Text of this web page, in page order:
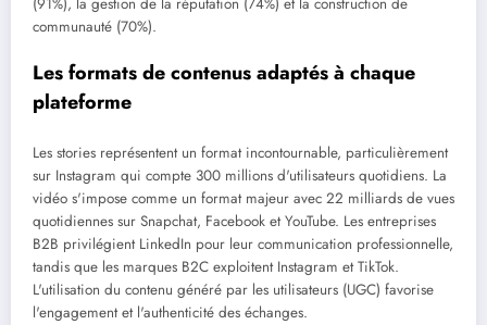
communauté (70%).
Les formats de contenus adaptés à chaque
plateforme
Les stories représentent un format incontournable, particulièrement
sur Instagram qui compte 300 millions d'utilisateurs quotidiens. La
vidéo s'impose comme un format majeur avec 22 milliards de vues
quotidiennes sur Snapchat, Facebook et YouTube. Les entreprises
B2B privilégient LinkedIn pour leur communication professionnelle,
tandis que les marques B2C exploitent Instagram et TikTok.
L'utilisation du contenu généré par les utilisateurs (UGC) favorise
l'engagement et l'authenticité des échanges.